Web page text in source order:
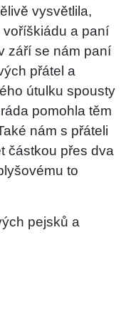
vysvětlila,
a paní
září se nám paní
přátel a
útulku spousty
pomohla těm
nám s přáteli
částkou přes dva
to
pejsků a